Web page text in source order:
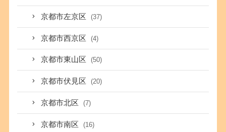
京都市左京区 (37)
京都市西京区 (4)
京都市東山区 (50)
京都市伏見区 (20)
京都市北区 (7)
京都市南区 (16)